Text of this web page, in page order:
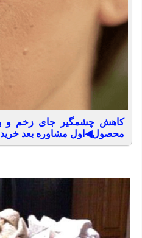
محصول◀اول مشاوره بعد خرید